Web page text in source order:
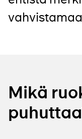
Mikä